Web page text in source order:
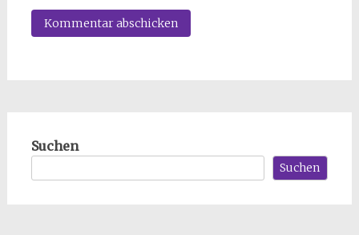
Suchen
Suchen